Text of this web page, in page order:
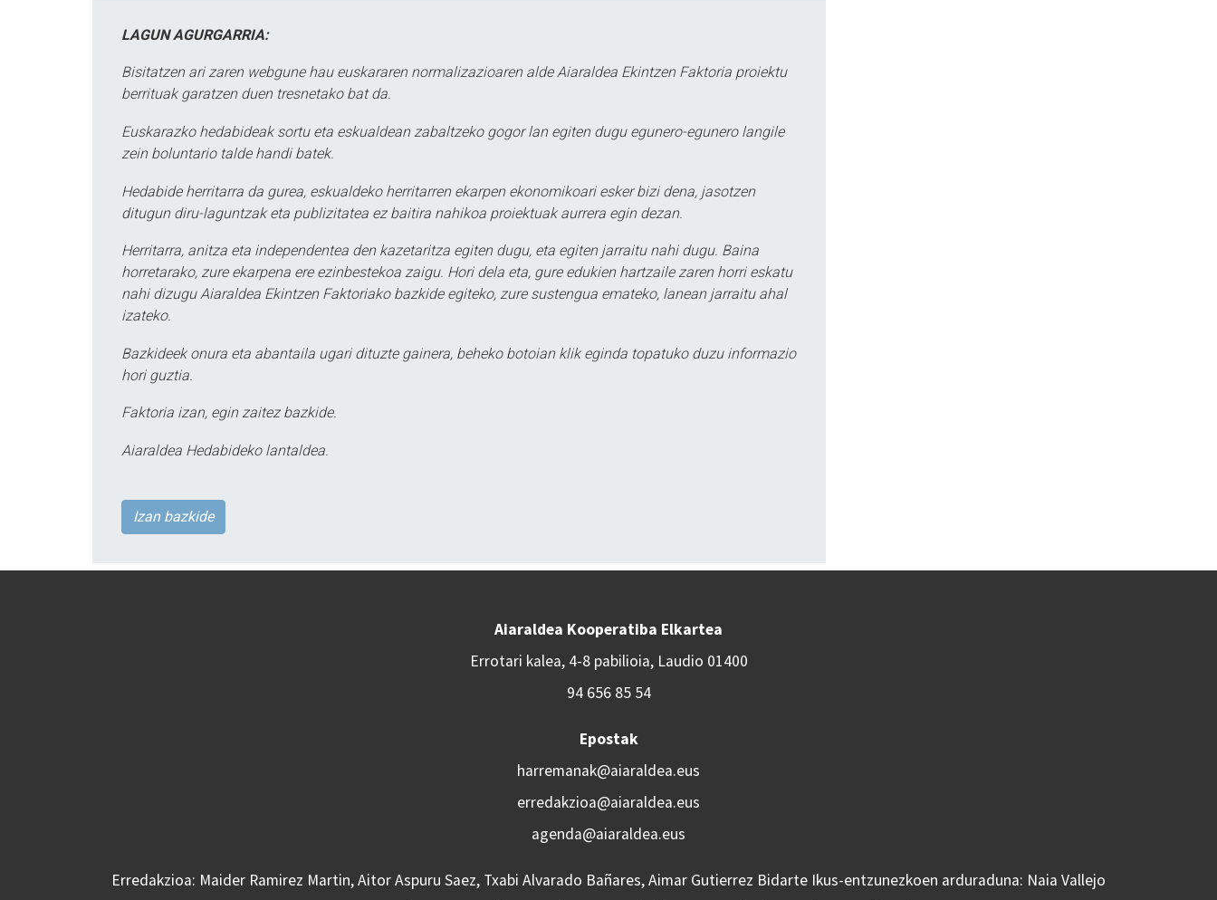
LAGUN AGURGARRIA:
Bisitatzen ari zaren webgune hau euskararen normalizazioaren alde Aiaraldea Ekintzen Faktoria proiektu
berrituak garatzen duen tresnetako bat da.
Euskarazko hedabideak sortu eta eskualdean zabaltzeko gogor lan egiten dugu egunero-egunero langile
zein boluntario talde handi batek.
Hedabide herritarra da gurea, eskualdeko herritarren ekarpen ekonomikoari esker bizi dena, jasotzen
ditugun diru-laguntzak eta publizitatea ez baitira nahikoa proiektuak aurrera egin dezan.
Herritarra, anitza eta independentea den kazetaritza egiten dugu, eta egiten jarraitu nahi dugu. Baina
horretarako, zure ekarpena ere ezinbestekoa zaigu. Hori dela eta, gure edukien hartzaile zaren horri eskatu
nahi dizugu Aiaraldea Ekintzen Faktoriako bazkide egiteko, zure sustengua emateko, lanean jarraitu ahal
izateko.
Bazkideek onura eta abantaila ugari dituzte gainera, beheko botoian klik eginda topatuko duzu informazio
hori guztia.
Faktoria izan, egin zaitez bazkide.
Aiaraldea Hedabideko lantaldea.
Izan bazkide
Aiaraldea Kooperatiba Elkartea
Errotari kalea, 4-8 pabilioia, Laudio 01400
94 656 85 54
Epostak
harremanak@aiaraldea.eus
erredakzioa@aiaraldea.eus
agenda@aiaraldea.eus
Erredakzioa: Maider Ramirez Martin, Aitor Aspuru Saez, Txabi Alvarado Bañares, Aimar Gutierrez Bidarte Ikus-entzunezkoen arduraduna: Naia Vallejo